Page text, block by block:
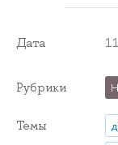
Дата
Рубрики
Темы